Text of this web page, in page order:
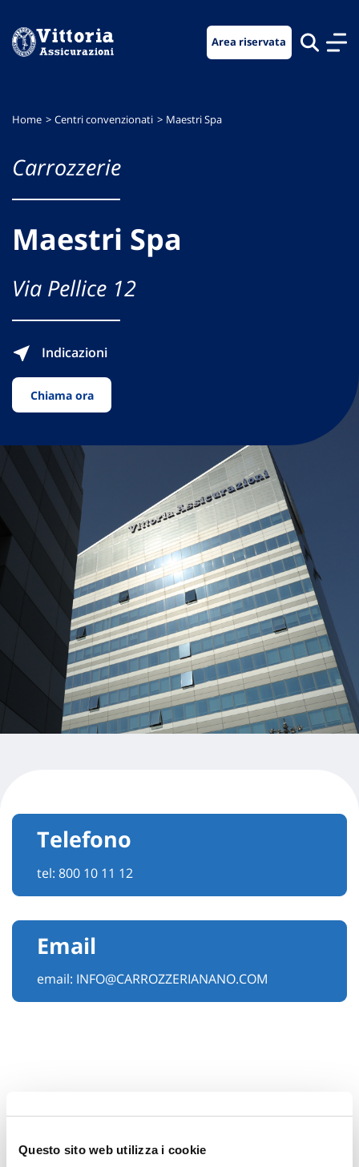
Questo sito web utilizza i cookie
menu
contenuto
footer
Area riservata
Home Centri convenzionati Maestri Spa
Carrozzerie
Maestri Spa
Via Pellice 12
Indicazioni
Chiama ora
Telefono
tel: 800 10 11 12
Email
email: INFO@CARROZZERIANANO.COM